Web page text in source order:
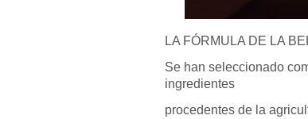
LA FÓRMULA DE LA
Se han seleccionado
ingredientes
procedentes de la